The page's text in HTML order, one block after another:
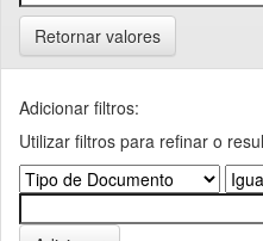
Retornar valores
Adicionar filtros:
Utilizar filtros para refinar o